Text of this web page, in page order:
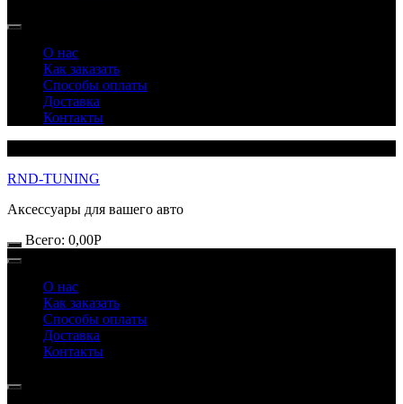
О нас
Как заказать
Способы оплаты
Доставка
Контакты
RND-TUNING
Аксессуары для вашего авто
Всего: 0,00Р
О нас
Как заказать
Способы оплаты
Доставка
Контакты